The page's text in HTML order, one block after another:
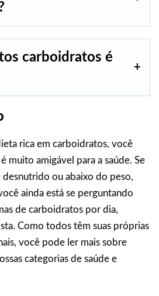
carboidratos é
rica em carboidratos, você
muito amigável para a saúde. Se
ou abaixo do peso,
ainda está se perguntando
de carboidratos por dia,
Como todos têm suas próprias
você pode ler mais sobre
categorias de saúde e